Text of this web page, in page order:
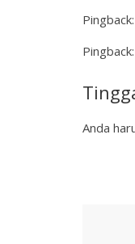
Pingback:
Pingback:
Anda